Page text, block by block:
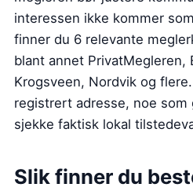
interessen ikke kommer
finner du 6 relevante
blant annet PrivatMegleren,
Krogsveen, Nordvik og
registrert adresse, noe som
sjekke faktisk lokal
Slik finner du